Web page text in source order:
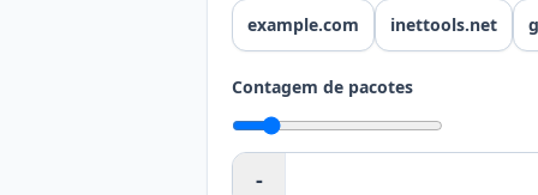
example.com inettools.net
Contagem de pacotes
-